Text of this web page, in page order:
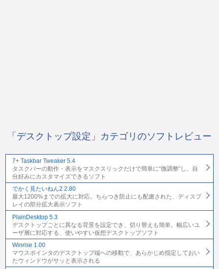
「デスクトップ設定」カテゴリのソフトレビュー
7+ Taskbar Tweaker 5.4
タスクバーの動作・表示をマスクスリックだけで簡単に“微調整”し、自
分好みにカスタマイズできるソフト
でかく見たいねん2 2.80
最大1200%までの拡大に対応。ちらつき防止にも配慮された、ディスプ
レイの部分拡大表示ソフト
PlainDesktop 5.3
デスクトップごとに異なる背景を設定でき、切り替えも簡単。幅広いユ
ーザ層に対応する、使いやすい仮想デスクトップソフト
Winrise 1.00
マウスポインタのデスクトップ端への移動で、あらかじめ指定しておい
たウィンドウがサッと表示される